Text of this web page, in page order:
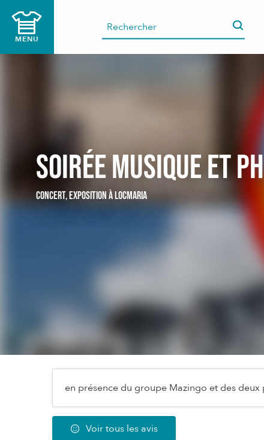
contenu
MENU
Soirée musique et
CONCERT,EXPOSITIONÀ LOCMARIA
en présence du groupe Mazingo et des
Voir tous les avis